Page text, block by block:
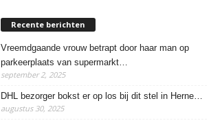
Recente berichten
Vreemdgaande vrouw betrapt door haar man op
parkeerplaats van supermarkt…
september 2, 2025
DHL bezorger bokst er op los bij dit stel in Herne…
augustus 30, 2025